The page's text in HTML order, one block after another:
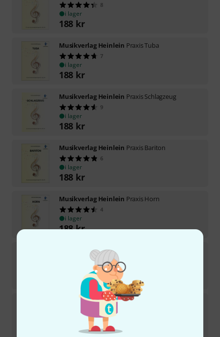
8
i lager
188 kr
Musikverlag Heinlein Praxis Tuba
7
i lager
188 kr
Musikverlag Heinlein Praxis Schlagzeug
9
i lager
188 kr
Musikverlag Heinlein Praxis Bariton
6
i lager
188 kr
Musikverlag Heinlein Praxis Horn
4
i lager
188kr
Musikverlag Heinlein
kr
Musikverlag HeinleinPraxis Fagott
kr